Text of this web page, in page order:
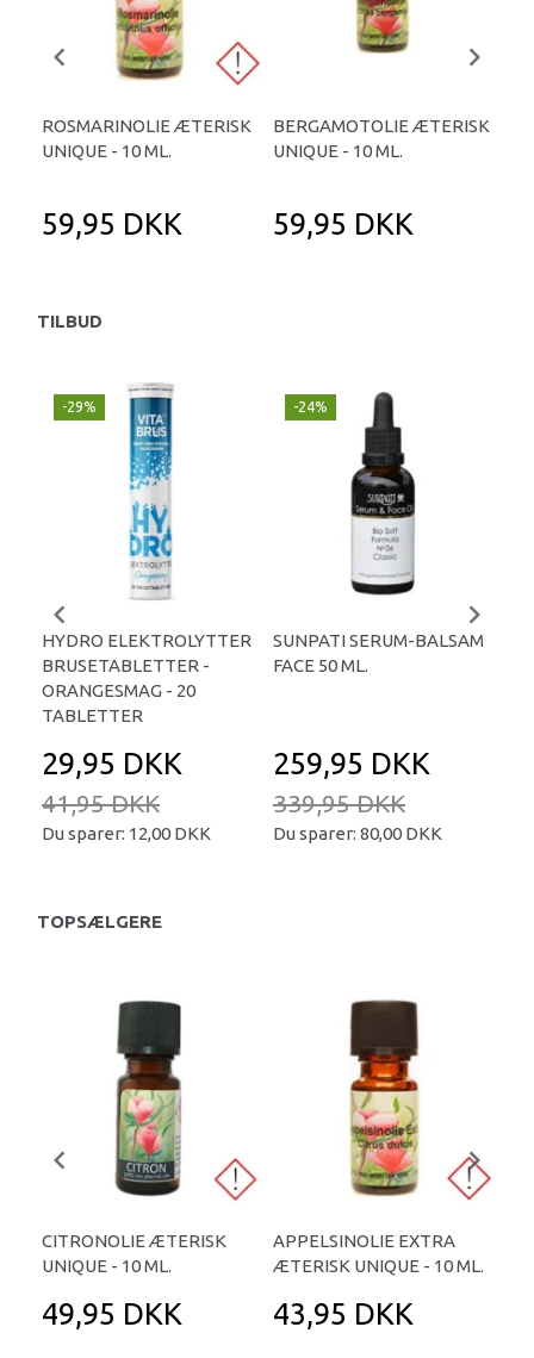
ROSMARINOLIE ÆTERISK
UNIQUE - 10 ML.
59,95 DKK
BERGAMOTOLIE ÆTERISK
UNIQUE - 10 ML.
59,95 DKK
TILBUD
-29%
HYDRO ELEKTROLYTTER
BRUSETABLETTER -
ORANGESMAG - 20
TABLETTER
29,95 DKK
41,95 DKK
Du sparer: 12,00 DKK
-24%
SUNPATI SERUM-BALSAM
FACE 50 ML.
259,95 DKK
339,95 DKK
Du sparer: 80,00 DKK
TOPSÆLGERE
CITRONOLIE ÆTERISK
UNIQUE - 10 ML.
49,95 DKK
APPELSINOLIE EXTRA
ÆTERISK UNIQUE - 10 ML.
43,95 DKK